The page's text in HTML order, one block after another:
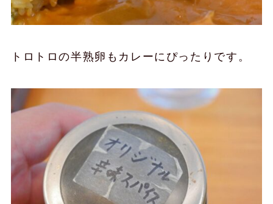
トロトロの半熟卵もカレーにぴったりです。